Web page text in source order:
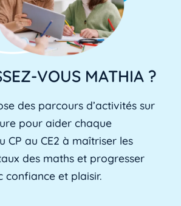
VOUS MATHIA ?
des parcours d’activités sur
pour aider chaque
CP au CE2 à maîtriser les
des maths et progresser
confiance et plaisir.